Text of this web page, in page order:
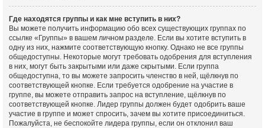
Где находятся группы и как мне вступить в них?
Вы можете получить информацию обо всех существующих группах по
ссылке «Группы» в вашем личном разделе. Если вы хотите вступить в
одну из них, нажмите соответствующую кнопку. Однако не все группы
общедоступны. Некоторые могут требовать одобрения для вступления
в них, могут быть закрытыми или даже скрытыми. Если группа
общедоступна, то вы можете запросить членство в ней, щёлкнув по
соответствующей кнопке. Если требуется одобрение на участие в
группе, вы можете отправить запрос на вступление, щёлкнув по
соответствующей кнопке. Лидер группы должен будет одобрить ваше
участие в группе и может спросить, зачем вы хотите присоединиться.
Пожалуйста, не беспокойте лидера группы, если он отклонил ваш